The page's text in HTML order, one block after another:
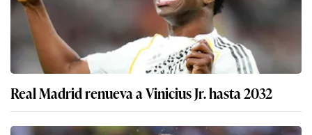
Real Madrid renueva a Vinicius Jr. hasta 2032